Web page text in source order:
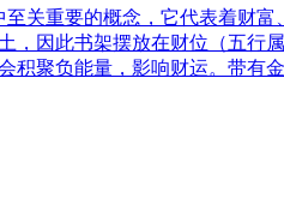
关重要的概念，它代表着财
因此书架摆放在财位（五行
聚负能量，影响财运。带有